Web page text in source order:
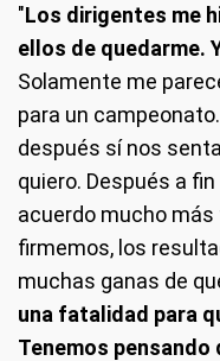
"Los dirigentes me
ellos de quedarme.
Solamente me
para un
después sí nos
quiero. Después a
acuerdo mucho
firmemos, los
muchas ganas de
una fatalidad para
Tenemos pensando